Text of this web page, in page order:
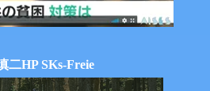
二HP SKs-Freie